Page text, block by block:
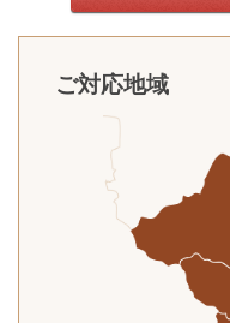
ご対応地域